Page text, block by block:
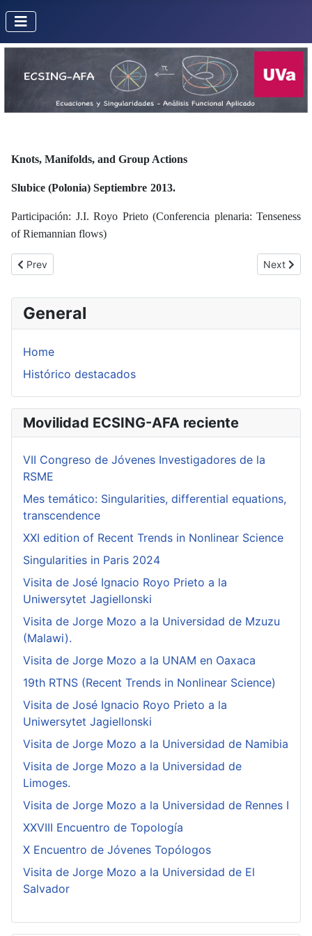
General
Home
Histórico destacados
Movilidad ECSING-AFA reciente
VII Congreso de Jóvenes Investigadores de la
RSME
Mes temático: Singularities, differential equations,
transcendence
XXI edition of Recent Trends in Nonlinear Science
Singularities in Paris 2024
Visita de José Ignacio Royo Prieto a la
Uniwersytet Jagiellonski
Visita de Jorge Mozo a la Universidad de Mzuzu
(Malawi).
Visita de Jorge Mozo a la UNAM en Oaxaca
19th RTNS (Recent Trends in Nonlinear Science)
Visita de José Ignacio Royo Prieto a la
Uniwersytet Jagiellonski
Visita de Jorge Mozo a la Universidad de Namibia
Visita de Jorge Mozo a la Universidad de
Limoges.
Visita de Jorge Mozo a la Universidad de Rennes I
XXVIII Encuentro de Topología
X Encuentro de Jóvenes Topólogos
Visita de Jorge Mozo a la Universidad de El
Salvador
Knots, Manifolds, and Group Actions
Slubice (Polonia) Septiembre 2013.
Participación: J.I. Royo Prieto (Conferencia plenaria: Tenseness
of Riemannian flows)
Previous article: Dynamical Systems and Galoisian Theories
Prev Next
Next